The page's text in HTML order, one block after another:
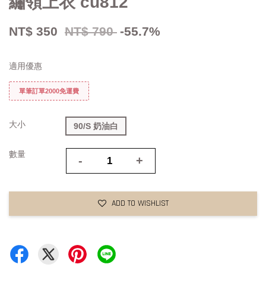
NT$ 350 NT$ 790 -55.7%
適用優惠
單筆訂單2000免運費
大小 90/S 奶油白
數量 - +
ADD TO WISHLIST